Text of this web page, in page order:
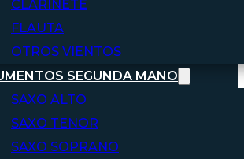
CLARINETE
FLAUTA
OTROS VIENTOS
SEGUNDA MANO
SAXO ALTO
SAXO TENOR
SAXO SOPRANO